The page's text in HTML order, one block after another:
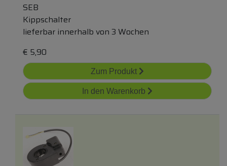
SEB
Kippschalter
lieferbar innerhalb von 3 Wochen
€ 5,90
Zum Produkt
In den Warenkorb